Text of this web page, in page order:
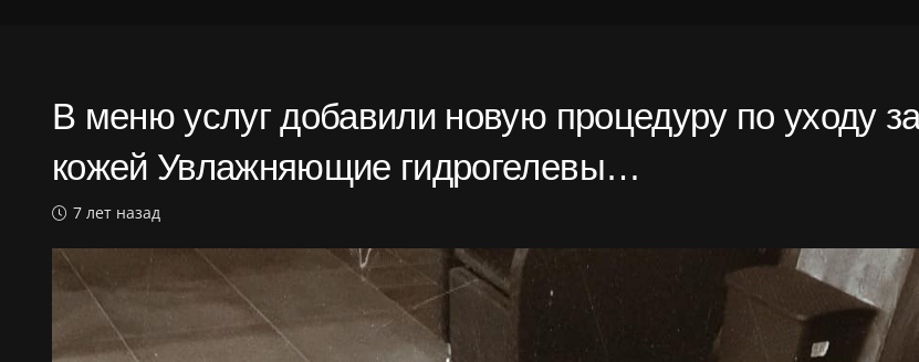
В меню услуг добавили новую процедуру по уходу
кожей Увлажняющие гидрогелевы…
7 лет назад